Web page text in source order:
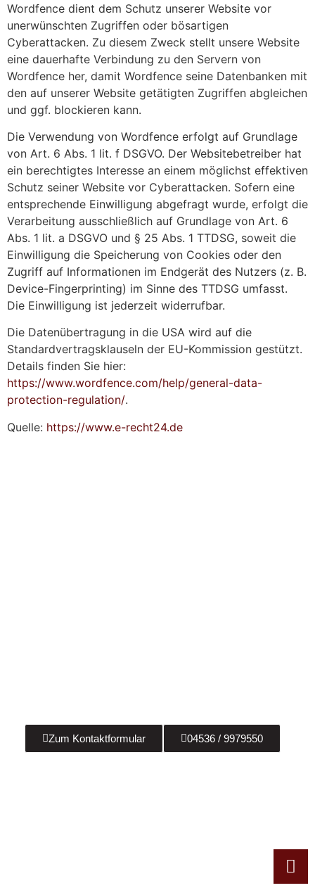
Wordfence dient dem Schutz unserer Website vor
unerwünschten Zugriffen oder bösartigen
Cyberattacken. Zu diesem Zweck stellt unsere Website
eine dauerhafte Verbindung zu den Servern von
Wordfence her, damit Wordfence seine Datenbanken mit
den auf unserer Website getätigten Zugriffen abgleichen
und ggf. blockieren kann.
Die Verwendung von Wordfence erfolgt auf Grundlage
von Art. 6 Abs. 1 lit. f DSGVO. Der Websitebetreiber hat
ein berechtigtes Interesse an einem möglichst effektiven
Schutz seiner Website vor Cyberattacken. Sofern eine
entsprechende Einwilligung abgefragt wurde, erfolgt die
Verarbeitung ausschließlich auf Grundlage von Art. 6
Abs. 1 lit. a DSGVO und § 25 Abs. 1 TTDSG, soweit die
Einwilligung die Speicherung von Cookies oder den
Zugriff auf Informationen im Endgerät des Nutzers (z. B.
Device-Fingerprinting) im Sinne des TTDSG umfasst.
Die Einwilligung ist jederzeit widerrufbar.
Die Datenübertragung in die USA wird auf die
Standardvertragsklauseln der EU-Kommission gestützt.
Details finden Sie hier:
https://www.wordfence.com/help/general-data-
protection-regulation/.
Quelle: https://www.e-recht24.de
Zum Kontaktformular 04536 / 9979550